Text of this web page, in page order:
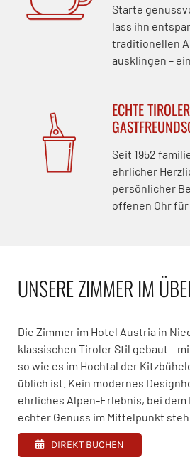
Starte
lass ihn
traditionellen
ausklingen –
ECHTE TIROLER
Seit 1952
ehrlicher
persönlicher
offenen Ohr für
UNSERE ZIMMER IM
Die Zimmer im Hotel Austria in
klassischen Tiroler Stil gebaut –
so wie es im Hochtal der
üblich ist. Kein modernes
ehrliches Alpen-Erlebnis, bei dem
echter Genuss im Mittelpunkt
DIREKT BUCHEN